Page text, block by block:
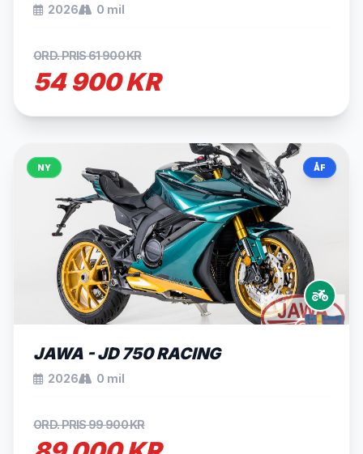
2026 0 mil
ORD. PRIS 61 900 KR
54 900 KR
NY ÅF
JAWA - JD 750 RACING
2026 0 mil
ORD. PRIS 99 900 KR